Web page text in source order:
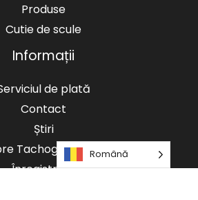
Produse
Cutie de scule
Informații
de plată
Contact
Știri
Tachografservice
Înregistrare
Română